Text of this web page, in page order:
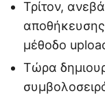
Τρίτον,
μέθοδο
Τώρα